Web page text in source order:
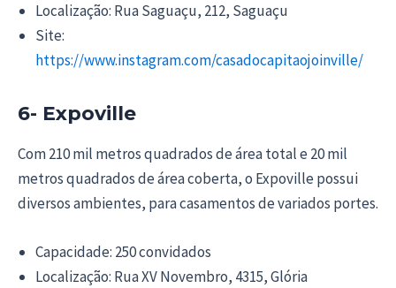
Localização: Rua Saguaçu, 212, Saguaçu
Site:
https://www.instagram.com/casadocapitaojoinville/
6- Expoville
Com 210 mil metros quadrados de área total e 20 mil
metros quadrados de área coberta, o Expoville possui
diversos ambientes, para casamentos de variados portes.
Capacidade: 250 convidados
Localização: Rua XV Novembro, 4315, Glória